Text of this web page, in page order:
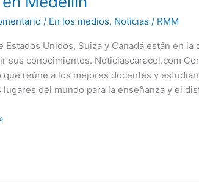
/ En los medios, Noticias / RMM
Estados Unidos, Suiza y Canadá están en
sus conocimientos. Noticiascaracol.com
que reúne a los mejores docentes y
del mundo para la enseñanza y el